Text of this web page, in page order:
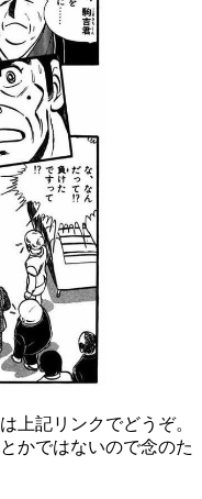
上記リンクでどうぞ。
かではないので念のた